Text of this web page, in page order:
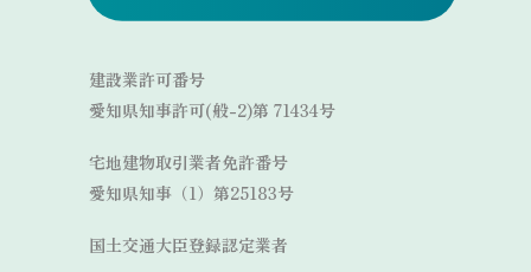
建設業許可番号
愛知県知事許可(般-2)第 71434号
宅地建物取引業者免許番号
愛知県知事（1）第25183号
国土交通大臣登録認定業者